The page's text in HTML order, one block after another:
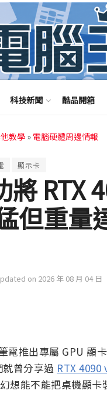
科技新聞 酷品開箱
教學» 電腦硬體周邊情報
顯示卡
將 RTX
但重量
on 2026 年 08 月 04 日
電推出專屬 GPU 顯
曾分享過 RTX 4090
想能不能把桌機顯